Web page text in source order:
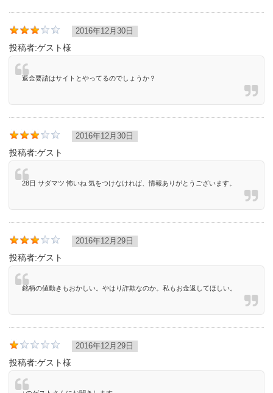
2016年12月30日
投稿者:ゲスト様
返金要請はサイトとやってるのでしょうか？
2016年12月30日
投稿者:ゲスト
28日 サダマツ 怖いね 気をつけなければ、情報ありがとうございます。
2016年12月29日
投稿者:ゲスト
銘柄の値動きもおかしい。やはり詐欺なのか。私もお金返してほしい。
2016年12月29日
投稿者:ゲスト様